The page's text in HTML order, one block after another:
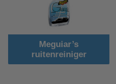
Meguiar’s
ruitenreiniger